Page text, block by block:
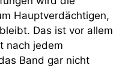
Hauptverdächtigen,
Das ist vor allem
nach jedem
Band gar nicht